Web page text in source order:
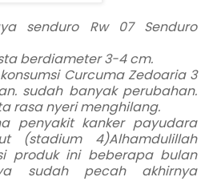
senduro Rw 07 Senduro
berdiameter 3-4 cm.
Curcuma Zedoaria 3
sudah banyak perubahan.
rasa nyeri menghilang.
penyakit kanker payudara
(stadium 4)Alhamdulillah
produk ini beberapa bulan
sudah pecah akhirnya